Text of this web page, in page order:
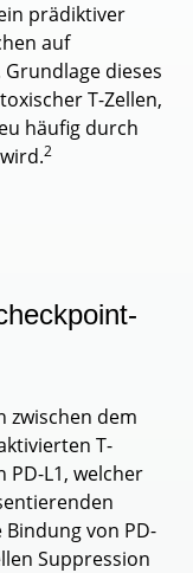
prädiktiver
auf
dieses
T-Zellen,
häufig durch
2
zwischen dem
T-
PD-L1, welcher
von PD-
Suppression